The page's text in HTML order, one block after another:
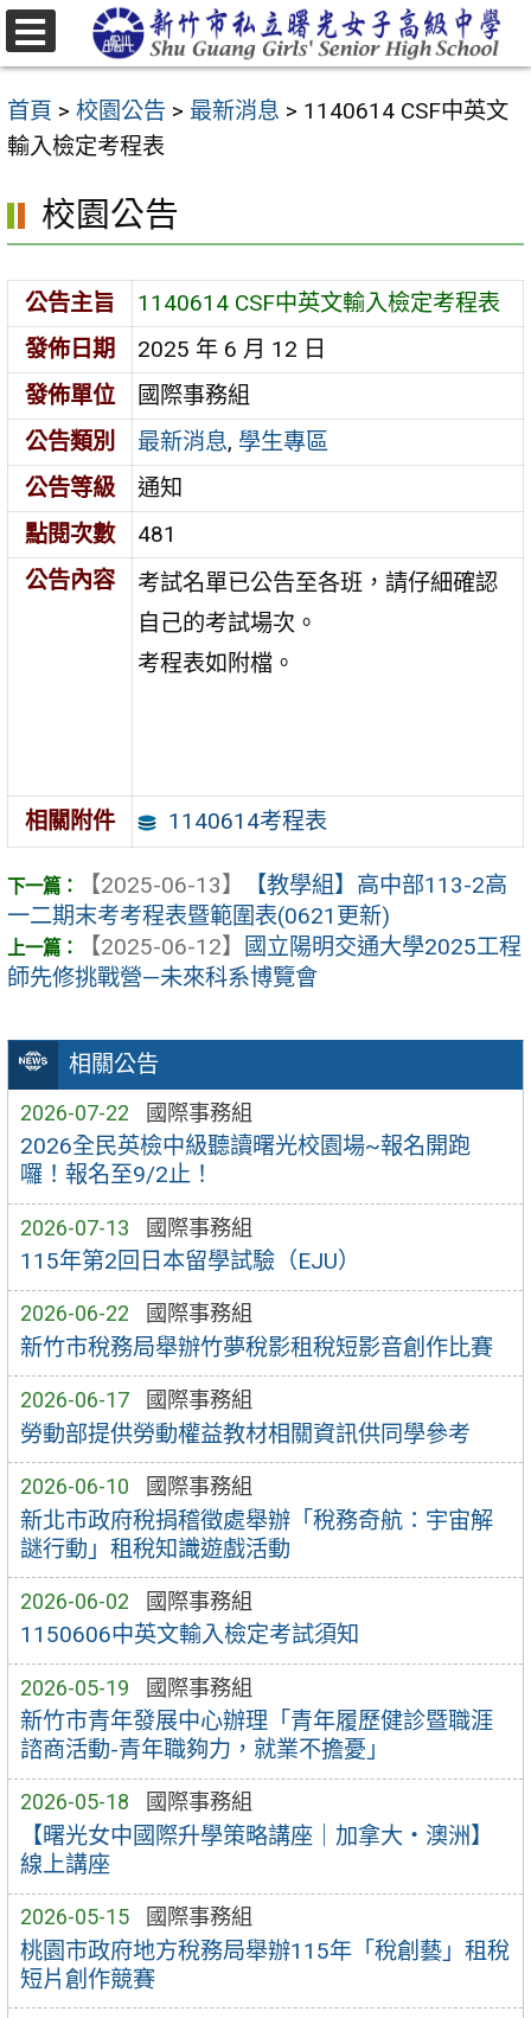
跳
至
要
內
區
首頁 > 校園公告 > 最新消息 > 1140614 CSF中英文
輸入檢定考程表
相關公告
2026-07-22 國際事務組
2026全民英檢中級聽讀曙光校園場~報名開跑
囉！報名至9/2止！
2026-07-13 國際事務組
115年第2回日本留學試驗（EJU）
2026-06-22 國際事務組
新竹市稅務局舉辦竹夢稅影租稅短影音創作比賽
2026-06-17 國際事務組
勞動部提供勞動權益教材相關資訊供同學參考
2026-06-10 國際事務組
新北市政府稅捐稽徵處舉辦「稅務奇航：宇宙解
謎行動」租稅知識遊戲活動
2026-06-02 國際事務組
1150606中英文輸入檢定考試須知
2026-05-19 國際事務組
新竹市青年發展中心辦理「青年履歷健診暨職涯
諮商活動-青年職夠力，就業不擔憂」
2026-05-18 國際事務組
【曙光女中國際升學策略講座｜加拿大・澳洲】
線上講座
2026-05-15 國際事務組
桃園市政府地方稅務局舉辦115年「稅創藝」租稅
短片創作競賽
校園公告
公告主旨
1140614 CSF中英文輸入檢定考程表
發佈日期
2025 年 6 月 12 日
發佈單位
國際事務組
公告類別
最新消息, 學生專區
公告等級
通知
點閱次數
481
公告內容
考試名單已公告至各班，請仔細確認
自己的考試場次。
考程表如附檔。
相關附件 1140614考程表
【2025-06-13】
【教學組】高中部113-2高
一二期末考考程表暨範圍表(0621更新)
【2025-06-12】
國立陽明交通大學2025工程
師先修挑戰營—未來科系博覽會
選
單